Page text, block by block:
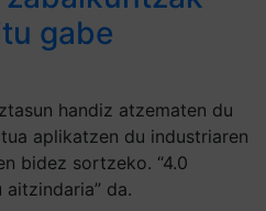
gabe
handiz atzematen du
aplikatzen du industriaren
bidez sortzeko. “4.0
da.